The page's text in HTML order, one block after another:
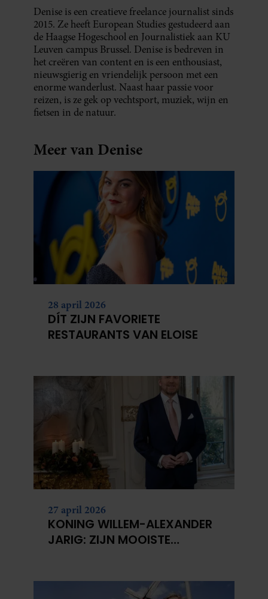
Denise is een creatieve freelance journalist sinds
2015. Ze heeft European Studies gestudeerd aan
de Haagse Hogeschool en Journalistiek aan KU
Leuven campus Brussel. Denise is bedreven in
het creëren van content en is een enthousiast,
nieuwsgierig en vriendelijk persoon met een
enorme wanderlust. Naast haar passie voor
reizen, is ze gek op vechtsport, muziek, wijn en
fietsen in de natuur.
Meer van Denise
28 april 2026
DÍT ZIJN FAVORIETE
RESTAURANTS VAN ELOISE
27 april 2026
KONING WILLEM-ALEXANDER
JARIG: ZIJN MOOISTE